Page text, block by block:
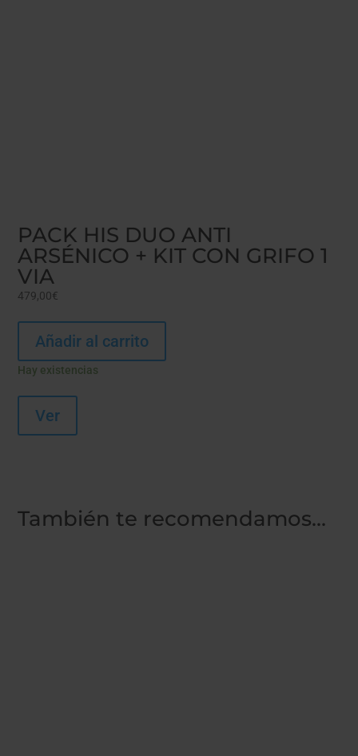
PACK HIS DUO ANTI
ARSÉNICO + KIT CON GRIFO 1
VIA
479,00€
Añadir al carrito
Hay existencias
Ver
También te recomendamos…